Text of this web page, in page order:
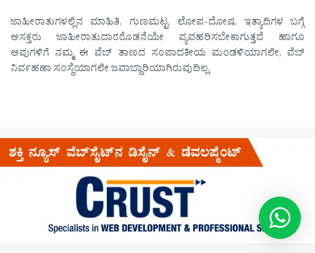
ಜಾಹೀರಾತುಗಳಲ್ಲಿನ ಮಾಹಿತಿ, ಗುಣಮಟ್ಟ, ಲೋಪ-ದೋಷ, ಇತ್ಯಾದಿಗಳ ಬಗ್ಗೆ
ಆಸಕ್ತರು ಜಾಹೀರಾತುದಾರರೊಡನೆಯೇ ವ್ಯವಹರಿಸಬೇಕಾಗುತ್ತದೆ ಹಾಗೂ
ಅವುಗಳಿಗೆ ನಮ್ಮ ಈ ವೆಬ್ ತಾಣದ ಸಂಪಾದಕೀಯ ಮಂಡಳಿಯಾಗಲೀ, ವೆಬ್
ನಿರ್ವಹಣಾ ಸಂಸ್ಥೆಯಾಗಲೀ ಜವಾಬ್ದಾರಿಯಾಗಿರುವುದಿಲ್ಲ.